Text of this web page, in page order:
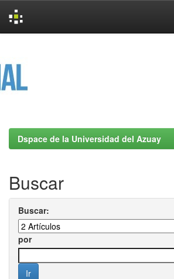
Dspace de la Universidad del Azuay
Buscar
Buscar:
por